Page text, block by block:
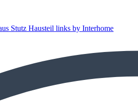
Stutz Hausteil links by Interhome